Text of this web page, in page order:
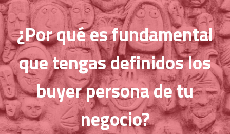
¿Por qué es fundamental
que tengas definidos los
buyer persona de tu
negocio?